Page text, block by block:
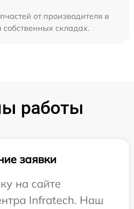
от производителя в
складах.
работы
заявки
на сайте
Infratech. Наш